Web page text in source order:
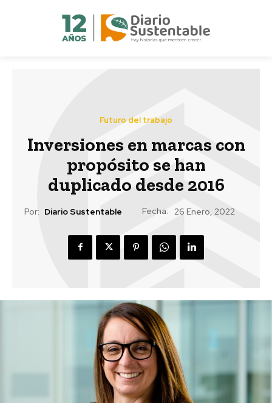
Futuro del trabajo
Inversiones en marcas con
propósito se han
duplicado desde 2016
Por: Diario Sustentable Fecha: 26 Enero, 2022